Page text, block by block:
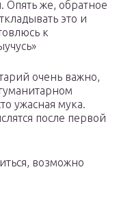
Опять же, обратное
это и
к
очень важно,
ужасная мука.
после первой
возможно